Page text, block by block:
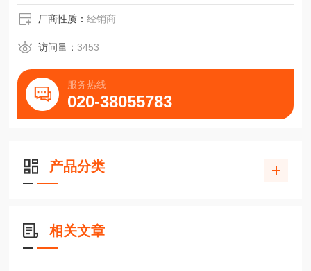
厂商性质：经销商
访问量：3453
服务热线
020-38055783
产品分类
相关文章